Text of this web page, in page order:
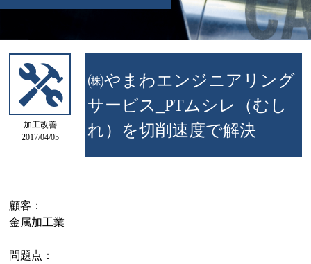
加工改善
2017/04/05
㈱やまわエンジニアリング
サービス_PTムシレ（むし
れ）を切削速度で解決
顧客：
金属加工業
問題点：